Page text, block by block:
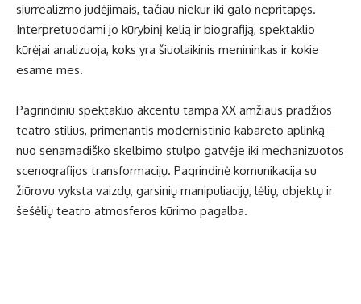
siurrealizmo judėjimais, tačiau niekur iki galo nepritapęs.
Interpretuodami jo kūrybinį kelią ir biografiją, spektaklio
kūrėjai analizuoja, koks yra šiuolaikinis menininkas ir kokie
esame mes.
Pagrindiniu spektaklio akcentu tampa XX amžiaus pradžios
teatro stilius, primenantis modernistinio kabareto aplinką –
nuo senamadiško skelbimo stulpo gatvėje iki mechanizuotos
scenografijos transformacijų. Pagrindinė komunikacija su
žiūrovu vyksta vaizdų, garsinių manipuliacijų, lėlių, objektų ir
šešėlių teatro atmosferos kūrimo pagalba.